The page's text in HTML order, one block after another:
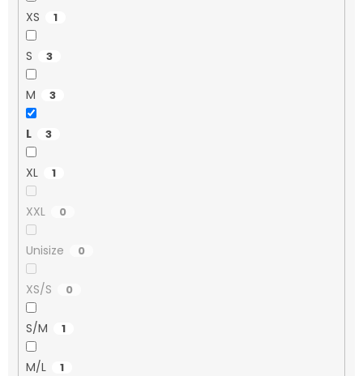
XS 1
S 3
M 3
L 3
XL 1
XXL 0
Unisize 0
XS/S 0
S/M 1
M/L 1